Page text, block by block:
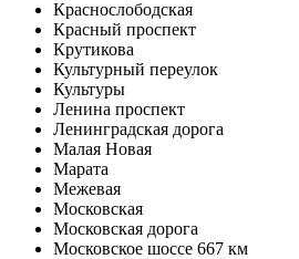
Краснослободская
Красный проспект
Крутикова
Культурный переулок
Культуры
Ленина проспект
Ленинградская дорога
Малая Новая
Марата
Межевая
Московская
Московская дорога
Московское шоссе 667 км